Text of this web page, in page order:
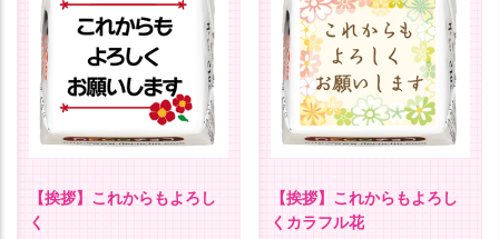
【挨拶】これからもよろし
く
【挨拶】これからもよろし
くカラフル花